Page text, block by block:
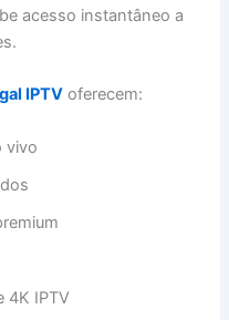
acesso instantâneo a
IPTV oferecem:
vivo
4K IPTV